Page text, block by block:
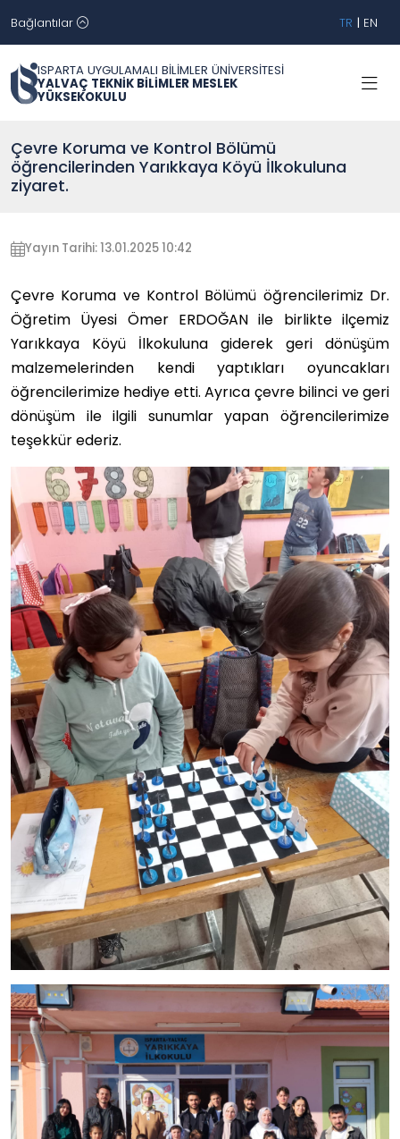
Bağlantılar TR | EN
ISPARTA UYGULAMALI BİLİMLER ÜNİVERSİTESİ
YALVAÇ TEKNİK BİLİMLER MESLEK
YÜKSEKOKULU
Çevre Koruma ve Kontrol Bölümü
öğrencilerinden Yarıkkaya Köyü İlkokuluna
ziyaret.
Yayın Tarihi: 13.01.2025 10:42
Çevre Koruma ve Kontrol Bölümü öğrencilerimiz Dr.
Öğretim Üyesi Ömer ERDOĞAN ile birlikte ilçemiz
Yarıkkaya Köyü İlkokuluna giderek geri dönüşüm
malzemelerinden kendi yaptıkları oyuncakları
öğrencilerimize hediye etti. Ayrıca çevre bilinci ve geri
dönüşüm ile ilgili sunumlar yapan öğrencilerimize
teşekkür ederiz.